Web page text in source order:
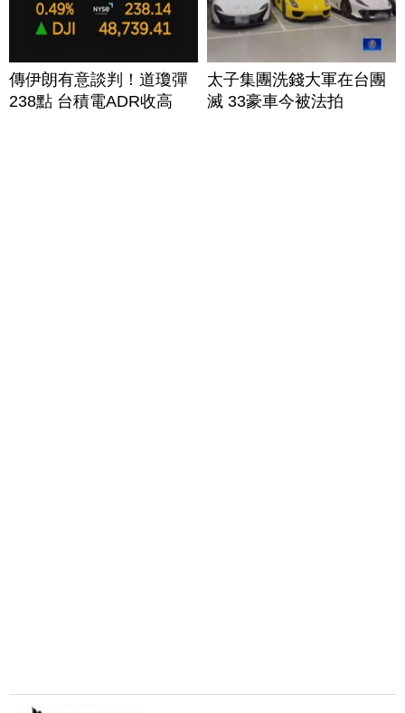
傳伊朗有意談判！道瓊彈
238點 台積電ADR收高
太子集團洗錢大軍在台團
滅 33豪車今被法拍